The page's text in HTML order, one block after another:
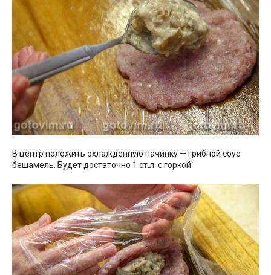
В центр положить охлажденную начинку — грибной соус
бешамель. Будет достаточно 1 ст.л. с горкой.